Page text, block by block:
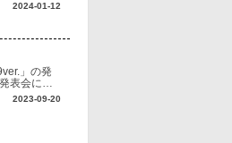
2024-01-12
」の発
表会には
2023-09-20